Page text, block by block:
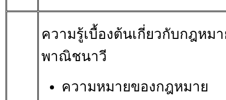
ความรู้เบื้องต้นเกี่ยวกับกฎหม
พาณิชนาวี
ความหมายของกฎหมาย